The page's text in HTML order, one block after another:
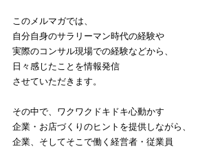
このメルマガでは、
自分自身のサラリーマン時代の経験や
実際のコンサル現場での経験などから、
日々感じたことを情報発信
させていただきます。
その中で、ワクワクドキドキ心動かす
企業・お店づくりのヒントを提供しながら、
企業、そしてそこで働く経営者・従業員